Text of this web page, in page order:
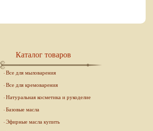
Каталог товаров
Все для мыловарения
Все для кремоварения
Натуральная косметика и рукоделие
Базовые масла
Эфирные масла купить